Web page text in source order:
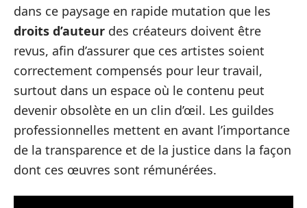
dans ce paysage en rapide mutation que les
droits d’auteur des créateurs doivent être
revus, afin d’assurer que ces artistes soient
correctement compensés pour leur travail,
surtout dans un espace où le contenu peut
devenir obsolète en un clin d’œil. Les guildes
professionnelles mettent en avant l’importance
de la transparence et de la justice dans la façon
dont ces œuvres sont rémunérées.